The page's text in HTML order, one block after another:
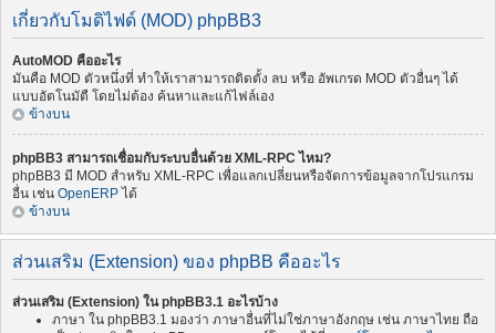
เกี่ยวกับโมดิไฟด์ (MOD) phpBB3
AutoMOD คืออะไร
มันคือ MOD ตัวหนึ่งที่ ทำให้เราสามารถติดตั้ง ลบ หรือ อัพเกรด MOD ตัวอื่นๆ ได้
แบบอัตโนมัตื โดยไม่ต้อง ค้นหาและแก้ไฟล์เอง
ข้างบน
phpBB3 สามารถเชื่อมกับระบบอื่นด้วย XML-RPC ไหม?
phpBB3 มี MOD สำหรับ XML-RPC เพื่อแลกเปลี่ยนหรือจัดการข้อมูลจากโปรแกรม
อื่น เช่น OpenERP ได้
ข้างบน
ส่วนเสริม (Extension) ของ phpBB คืออะไร
ส่วนเสริม (Extension) ใน phpBB3.1 อะไรบ้าง
ภาษา ใน phpBB3.1 มองว่า ภาษาอื่นที่ไม่ใช่ภาษาอังกฤษ เช่น ภาษาไทย ถือ